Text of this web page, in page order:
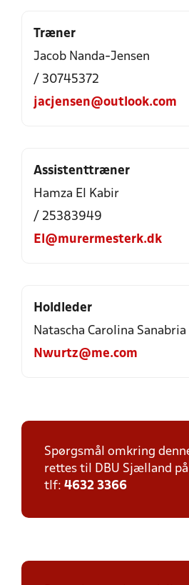
Træner
Jacob Nanda-Jensen
/ 30745372
jacjensen@outlook.com
Assistenttræner
Hamza El Kabir
/ 25383949
El@murermesterk.dk
Holdleder
Natascha Carolina
Nwurtz@me.com
Spørgsmål omkring
rettes til DBU Sjælland på
tlf: 4632 3366